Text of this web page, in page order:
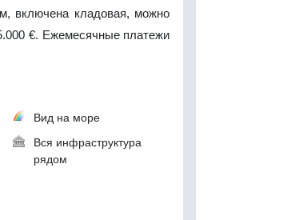
включена кладовая, можно
€. Ежемесячные платежи
Вид на море
Вся инфраструктура
рядом